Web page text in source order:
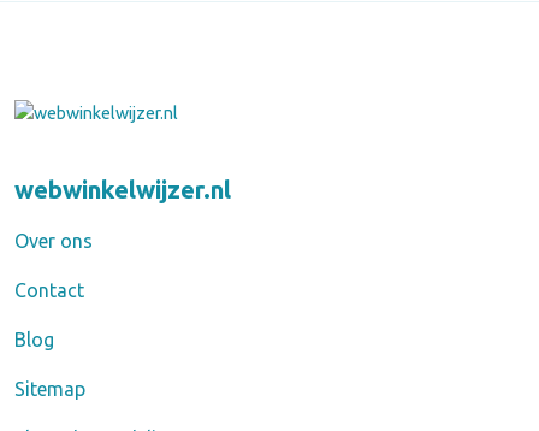
webwinkelwijzer.nl
Over ons
Contact
Blog
Sitemap